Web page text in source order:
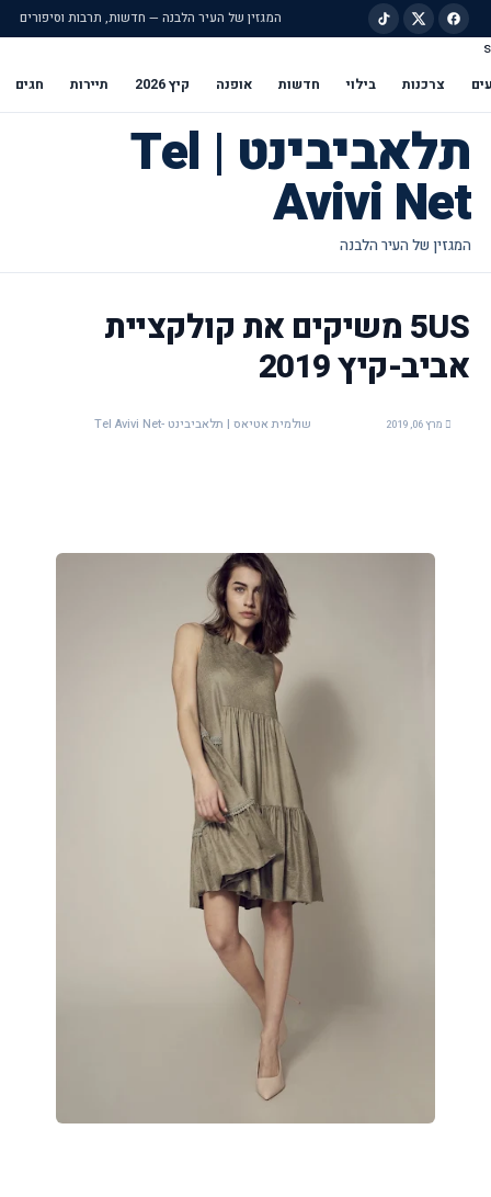
המגזין של העיר הלבנה — חדשות, תרבות וסיפורים
s
צרכנות בילוי חדשות אופנה קיץ 2026 תיירות חגים
תלאביבינט | Tel
Avivi Net
5US משיקים את קולקציית
אביב-קיץ 2019
מרץ 06, 2019 שולמית אטיאס | תלאביבינט -Tel Avivi Net